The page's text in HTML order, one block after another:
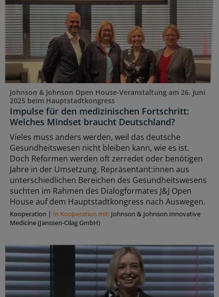
Johnson & Johnson Open House-Veranstaltung am 26. Juni
2025 beim Hauptstadtkongress
Impulse für den medizinischen Fortschritt:
Welches Mindset braucht Deutschland?
Vieles muss anders werden, weil das deutsche
Gesundheitswesen nicht bleiben kann, wie es ist.
Doch Reformen werden oft zerredet oder benötigen
Jahre in der Umsetzung. Repräsentant:innen aus
unterschiedlichen Bereichen des Gesundheitswesens
suchten im Rahmen des Dialogformates J&J Open
House auf dem Hauptstadtkongress nach Auswegen.
Kooperation | In Kooperation mit: Johnson & Johnson Innovative
Medicine (Janssen-Cilag GmbH)